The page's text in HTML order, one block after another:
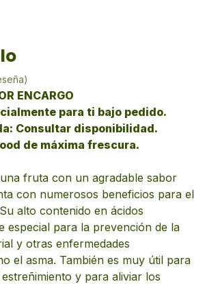
ENCARGO
para ti bajo pedido.
Consultar disponibilidad.
de máxima frescura.
fruta con un agradable sabor
con numerosos beneficios para el
alto contenido en ácidos
especial para la prevención de la
y otras enfermedades
el asma. También es muy útil para
y para aliviar los